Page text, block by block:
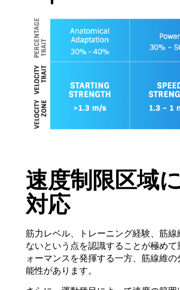
速度制限区域
対応
筋力レベル、トレーニング経験、筋
ないという点を認識することが極め
ォーマンスを発揮する一方、筋線維
能性があります。